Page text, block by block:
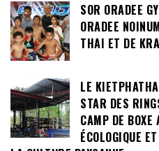
SOR ORADEE
ORADEE
THAI ET DE
LE
STAR DES
CAMP DE
ÉCOLOGIQUE